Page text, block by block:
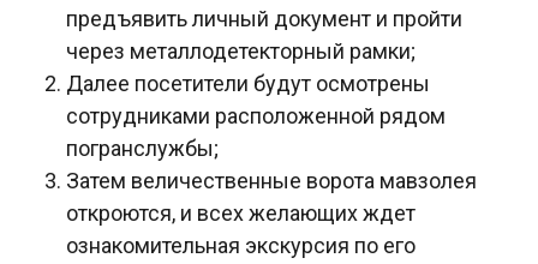
предъявить личный документ и пройти
через металлодетекторный рамки;
Далее посетители будут осмотрены
сотрудниками расположенной рядом
погранслужбы;
Затем величественные ворота мавзолея
откроются, и всех желающих ждет
ознакомительная экскурсия по его